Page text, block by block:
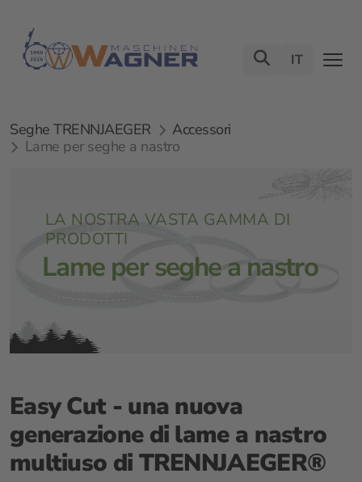
IT
Seghe TRENNJAEGER
Accessori
Lame per seghe a nastro
LA NOSTRA VASTA GAMMA DI
PRODOTTI
Lame per seghe a nastro
Easy Cut - una nuova
generazione di lame a nastro
multiuso di TRENNJAEGER®